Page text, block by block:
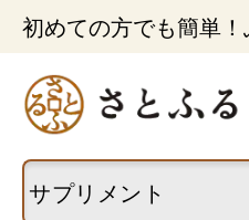
初めての方でも簡単